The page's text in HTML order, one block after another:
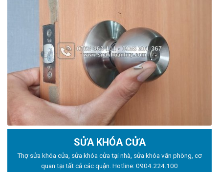
SỬA KHÓA CỬA
Thợ sửa khóa cửa, sửa khóa cửa tại nhà, sửa khóa văn phòng, cơ
quan tại tất cả các quận. Hotline: 0904.224.100